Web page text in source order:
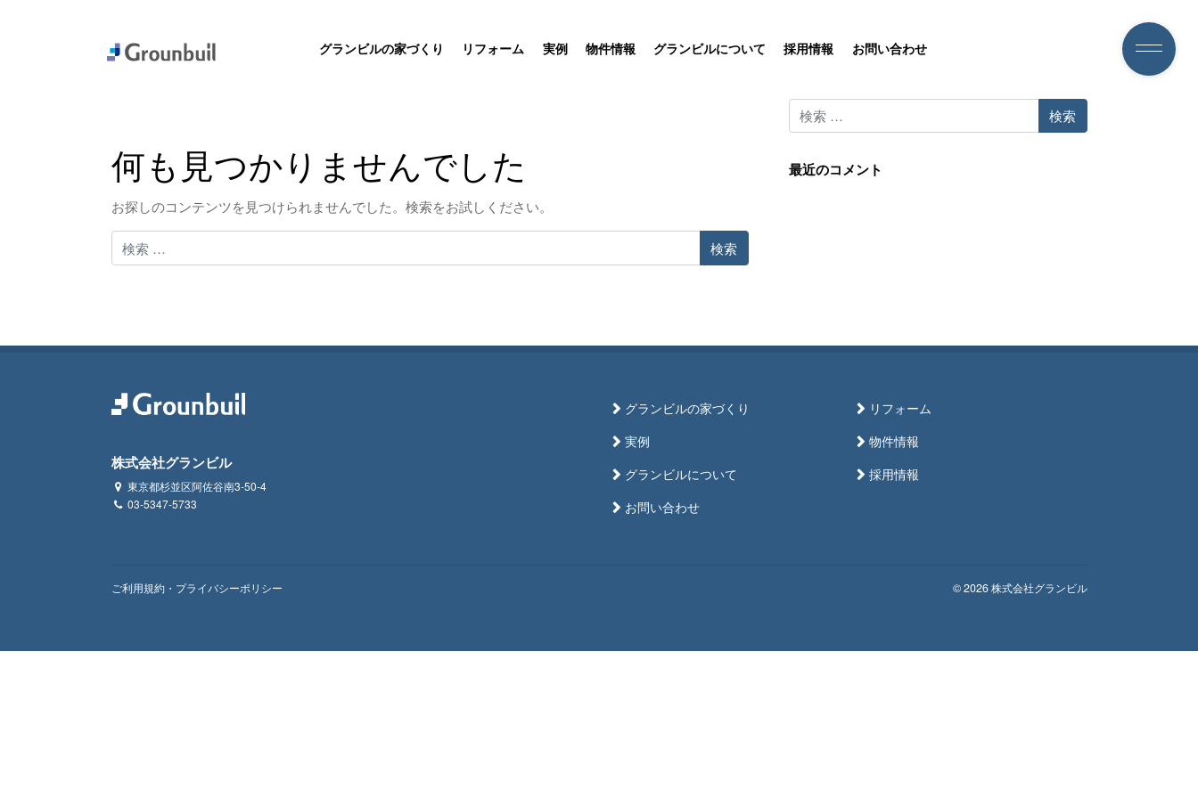
グランビルの家づくり リフォーム 実例 物件情報 グランビルについて 採用情報 お問い合わせ
何も見つかりませんでした
お探しのコンテンツを見つけられませんでした。検索をお試しください。
検索
検索
最近のコメント
株式会社グランビル
東京都杉並区阿佐谷南3-50-4
03-5347-5733
グランビルの家づくり
リフォーム
実例
物件情報
グランビルについて
採用情報
お問い合わせ
ご利用規約・プライバシーポリシー © 2026 株式会社グランビル